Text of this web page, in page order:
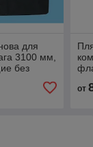
для
3100 мм,
без
от